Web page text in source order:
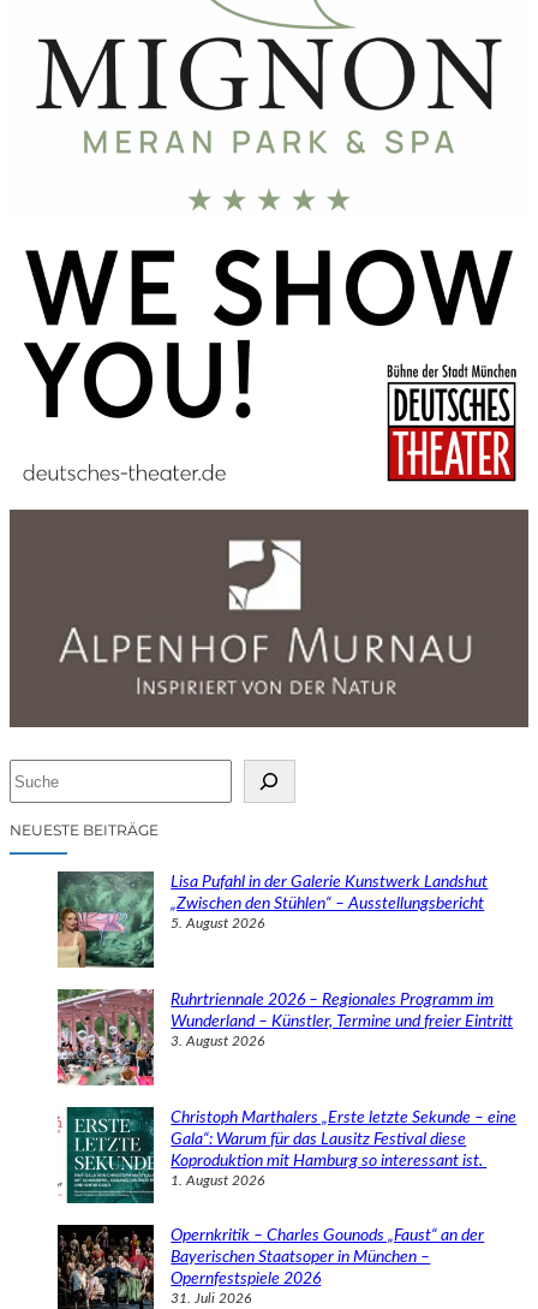
cNEUESTE BEITRÄGE
Lisa Pufahl in der Galerie Kunstwerk Landshut
„Zwischen den Stühlen“ – Ausstellungsbericht
5. August 2026
Ruhrtriennale 2026 – Regionales Programm im
Wunderland – Künstler, Termine und freier Eintritt
3. August 2026
Christoph Marthalers „Erste letzte Sekunde – eine
Gala“: Warum für das Lausitz Festival diese
Koproduktion mit Hamburg so interessant ist.
1. August 2026
Opernkritik – Charles Gounods „Faust“ an der
Bayerischen Staatsoper in München –
Opernfestspiele 2026
31. Juli 2026